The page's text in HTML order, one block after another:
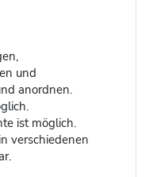
und
anordnen.
ist möglich.
verschiedenen